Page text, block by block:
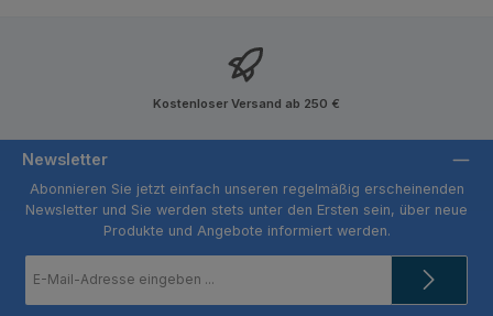
Kostenloser Versand ab 250 €
Newsletter
Abonnieren Sie jetzt einfach unseren regelmäßig erscheinenden
Newsletter und Sie werden stets unter den Ersten sein, über neue
Produkte und Angebote informiert werden.
Mail-